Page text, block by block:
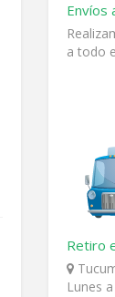
Envíos
a todo
Retiro
Lunes